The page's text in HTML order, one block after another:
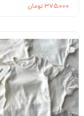
۳۷۵,۰۰۰ تومان